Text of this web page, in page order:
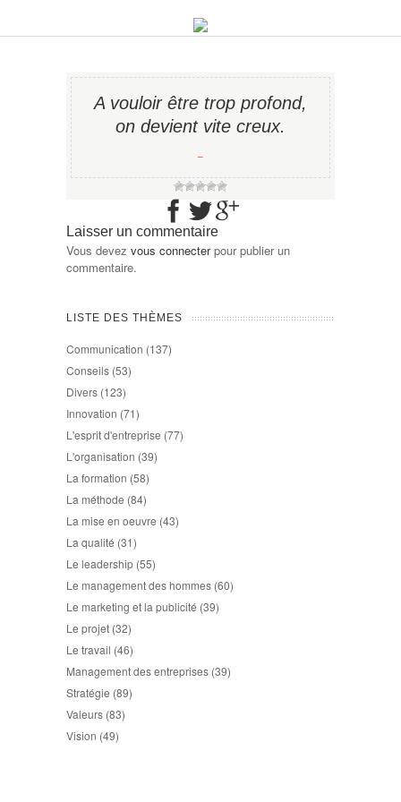
A vouloir être trop profond,
on devient vite creux.
−
Laisser un commentaire
Vous devez vous connecterpour publier un
commentaire.
LISTE DES THÈMES
Communication (137)
Conseils (53)
Divers (123)
Innovation (71)
L'esprit d'entreprise (77)
L'organisation (39)
La formation (58)
La méthode (84)
La mise en oeuvre (43)
La qualité (31)
Le leadership (55)
Le management des hommes (60)
Le marketing et la publicité (39)
Le projet (32)
Le travail (46)
Management des entreprises (39)
Stratégie (89)
Valeurs (83)
Vision (49)